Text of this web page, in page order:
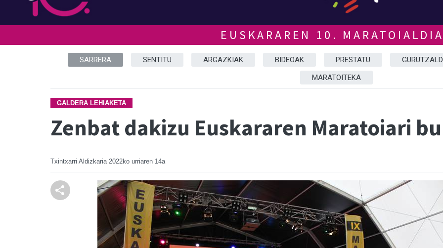
EUSKARAREN 10. MARATOIALDIA
SARRERA SENTITU ARGAZKIAK BIDEOAK PRESTATU
MARATOITEKA
GALDERA LEHIAKETA
Zenbat dakizu Euskararen Maratoiari
Txintxarri Aldizkaria 2022ko urriaren 14a